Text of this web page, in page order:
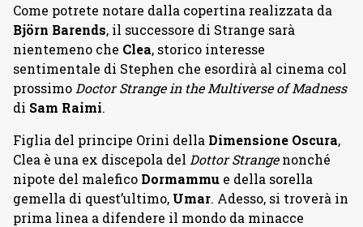
Come potrete notare dalla copertina realizzata da
Björn Barends, il successore di Strange sarà
nientemeno che Clea, storico interesse
sentimentale di Stephen che esordirà al cinema col
prossimo Doctor Strange in the Multiverse of Madness
di Sam Raimi.
Figlia del principe Orini della Dimensione Oscura,
Clea è una ex discepola del Dottor Strangenonché
nipote del malefico Dormammu e della sorella
gemella di quest’ultimo, Umar. Adesso, si troverà in
prima linea a difendere il mondo da minacce